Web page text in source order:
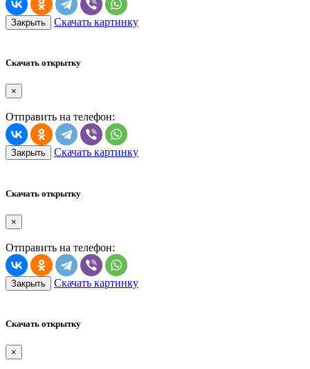
Закрыть Скачать картинку
Скачать открытку
×
Отправить на телефон:
Закрыть Скачать картинку
Скачать открытку
×
Отправить на телефон:
Закрыть Скачать картинку
Скачать открытку
×